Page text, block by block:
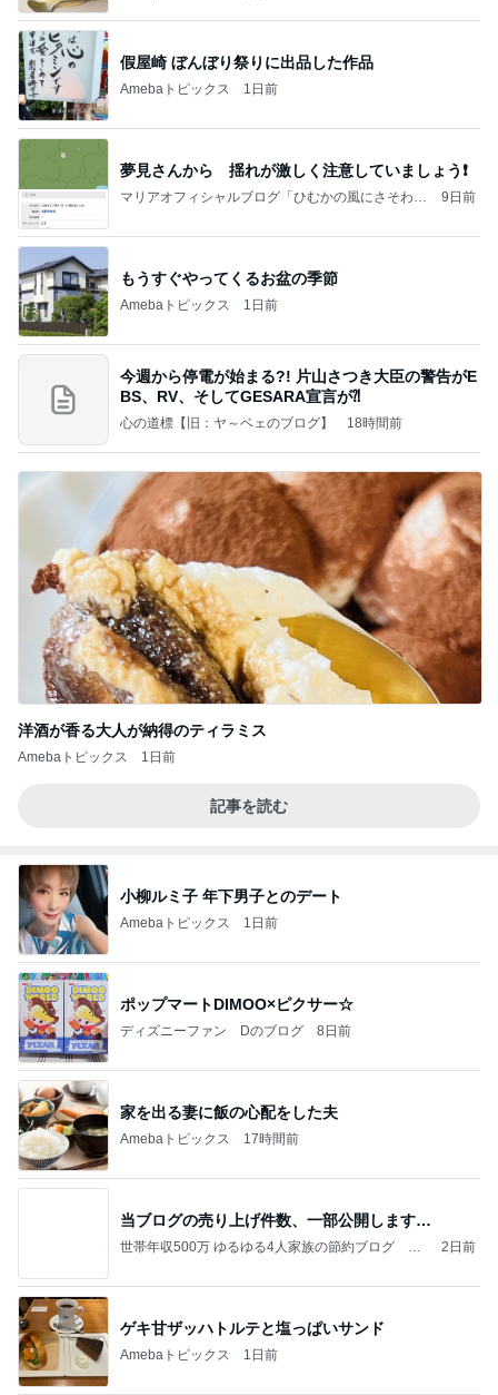
假屋崎 ぼんぼり祭りに出品した作品
Amebaトピックス 1日前
夢見さんから 揺れが激しく注意していましょう❗️
マリアオフィシャルブログ「ひむかの風にさそわれ
9日前
もうすぐやってくるお盆の季節
Amebaトピックス 1日前
今週から停電が始まる?! 片山さつき大臣の警告がE
BS、RV、そしてGESARA宣言が⁈
心の道標【旧：ヤ～ベェのブログ】 18時間前
洋酒が香る大人が納得のティラミス
Amebaトピックス 1日前
記事を読む
小柳ルミ子 年下男子とのデート
Amebaトピックス 1日前
ポップマートDIMOO×ピクサー☆
ディズニーファン Dのブログ 8日前
家を出る妻に飯の心配をした夫
Amebaトピックス 17時間前
当ブログの売り上げ件数、一部公開します…
世帯年収500万 ゆるゆる4人家族の節約ブログ 〜
2日前
ゲキ甘ザッハトルテと塩っぱいサンド
Amebaトピックス 1日前